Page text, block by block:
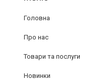
Головна
Про нас
Товари та послуги
Новинки